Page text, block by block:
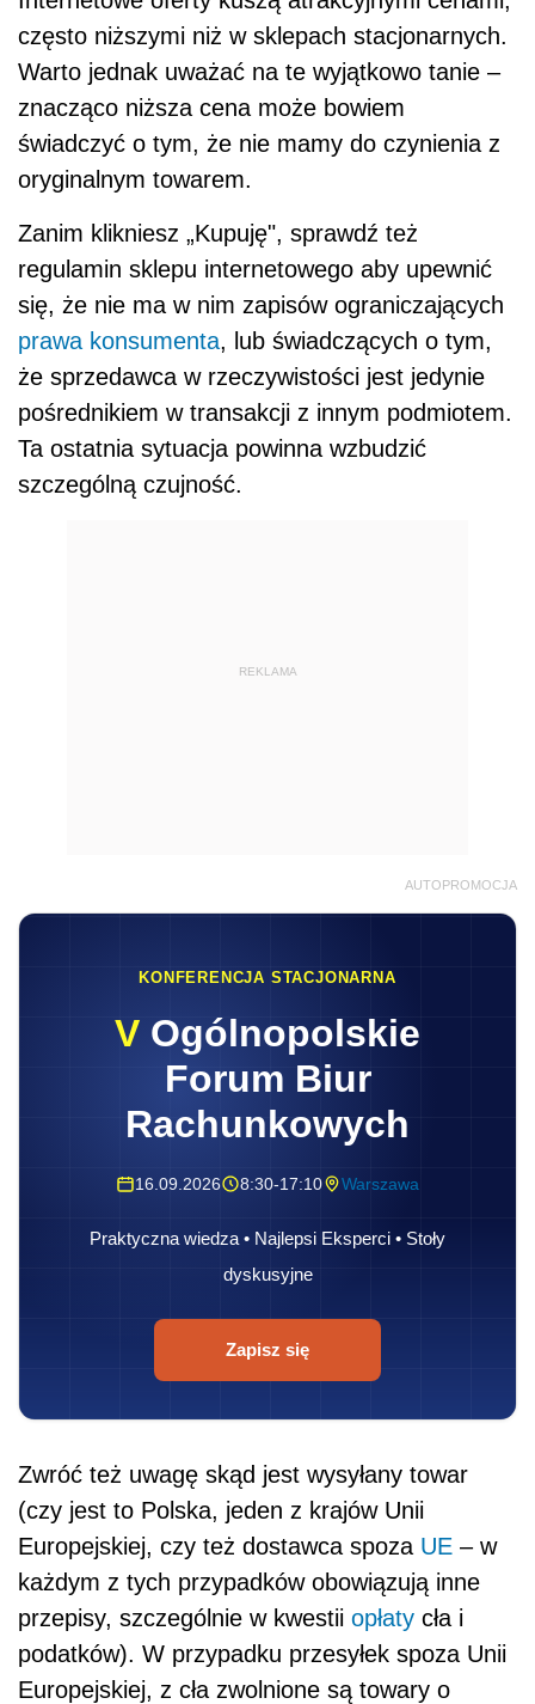
często niższymi niż w sklepach stacjonarnych.
Warto jednak uważać na te wyjątkowo tanie –
znacząco niższa cena może bowiem
świadczyć o tym, że nie mamy do czynienia z
oryginalnym towarem.
Zanim klikniesz „Kupuję", sprawdź też
regulamin sklepu internetowego aby upewnić
się, że nie ma w nim zapisów ograniczających
prawa konsumenta, lub świadczących o tym,
że sprzedawca w rzeczywistości jest jedynie
pośrednikiem w transakcji z innym podmiotem.
Ta ostatnia sytuacja powinna wzbudzić
szczególną czujność.
REKLAMA
AUTOPROMOCJA
KONFERENCJA STACJONARNA
V Ogólnopolskie
Forum Biur
Rachunkowych
16.09.2026 8:30-17:10 Warszawa
Praktyczna wiedza • Najlepsi Eksperci • Stoły
dyskusyjne
Zapisz się
Zwróć też uwagę skąd jest wysyłany towar
(czy jest to Polska, jeden z krajów Unii
Europejskiej, czy też dostawca spoza UE – w
każdym z tych przypadków obowiązują inne
przepisy, szczególnie w kwestii opłaty cła i
podatków). W przypadku przesyłek spoza Unii
Europejskiej, z cła zwolnione są towary o